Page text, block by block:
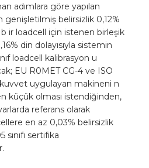
adımlara göre yapılan
genişletilmiş belirsizlik 0,12%
b ir loadcell için istenen birleşik
din dolayısıyla sistemin
loadcell kalibrasyon u
EU R0MET CG-4 ve ISO
uygulayan makineni n
küçük olması istendiğinden,
referans olarak
en az 0,03% belirsizlik
sertifika